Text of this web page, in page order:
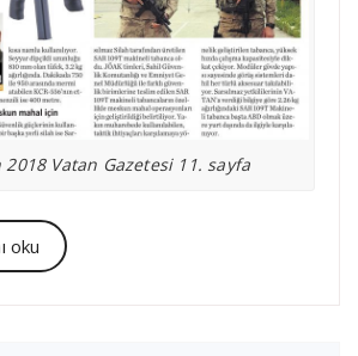
Vatan Gazetesi 11. sayfa
oku